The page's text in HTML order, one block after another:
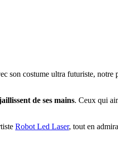
son costume ultra futuriste, notre
de ses mains. Ceux qui
Robot Led Laser, tout en